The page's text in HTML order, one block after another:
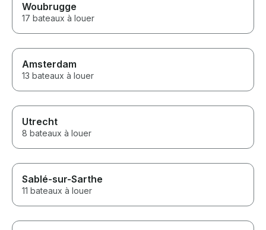
Woubrugge
17 bateaux à louer
Amsterdam
13 bateaux à louer
Utrecht
8 bateaux à louer
Sablé-sur-Sarthe
11 bateaux à louer